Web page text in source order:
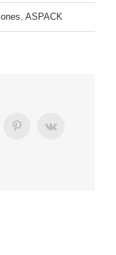
ASPACK
PinterestVk